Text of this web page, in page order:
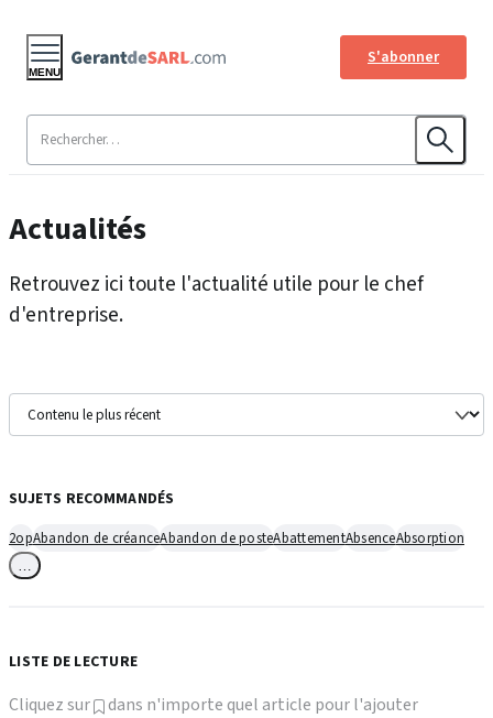
S'abonner
MENU
Actualités
Retrouvez ici toute l'actualité utile pour le chef
d'entreprise.
SUJETS RECOMMANDÉS
2opAbandon de créanceAbandon de posteAbattementAbsenceAbsorption
LISTE DE LECTURE
Cliquez sur
dans n'importe quel article pour l'ajouter